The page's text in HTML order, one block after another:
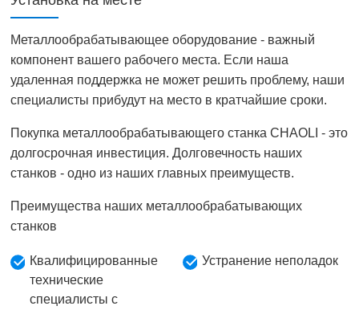
Металлообрабатывающее оборудование - важный
компонент вашего рабочего места. Если наша
удаленная поддержка не может решить проблему, наши
специалисты прибудут на место в кратчайшие сроки.
Покупка металлообрабатывающего станка CHAOLI - это
долгосрочная инвестиция. Долговечность наших
станков - одно из наших главных преимуществ.
Преимущества наших металлообрабатывающих
станков
Квалифицированные
технические
специалисты с
Устранение неполадок